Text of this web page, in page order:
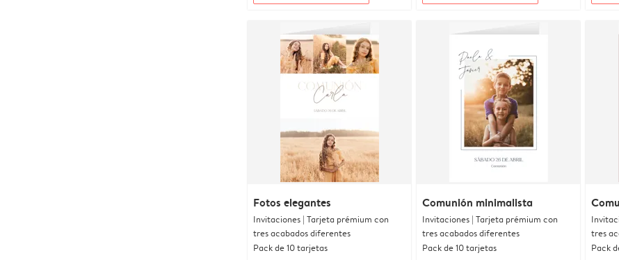
Fotos elegantes
Invitaciones | Tarjeta prémium con
tres acabados diferentes
Pack de 10 tarjetas
Comunión minimalista
Invitaciones | Tarjeta prémium con
tres acabados diferentes
Pack de 10 tarjetas
tres
Pack